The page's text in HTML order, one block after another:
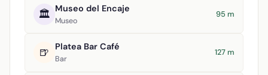
🏛️ Museo del Encaje
Museo
95 m
🍺 Platea Bar Café
Bar
127 m